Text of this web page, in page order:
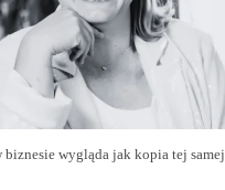
wygląda jak kopia tej samej